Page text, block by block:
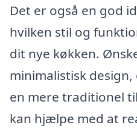
Det er også en god
hvilken stil og
dit nye køkken.
minimalistisk
en mere traditionel
kan hjælpe med at